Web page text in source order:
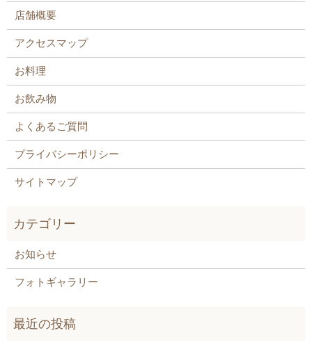
店舗概要
アクセスマップ
お料理
お飲み物
よくあるご質問
プライバシーポリシー
サイトマップ
お知らせ
フォトギャラリー